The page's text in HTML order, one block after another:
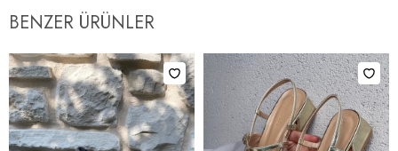
BENZER ÜRÜNLER